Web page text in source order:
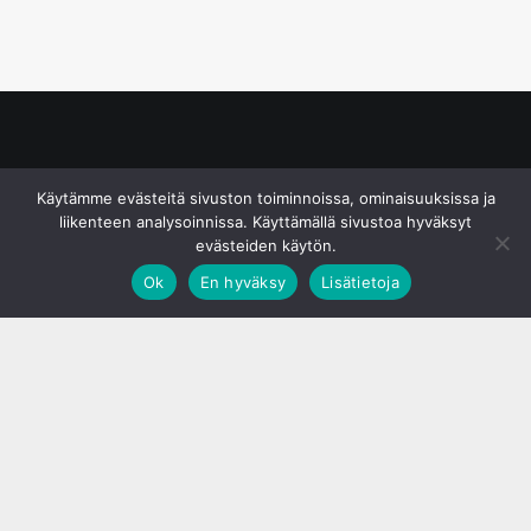
Käytämme evästeitä sivuston toiminnoissa, ominaisuuksissa ja
liikenteen analysoinnissa. Käyttämällä sivustoa hyväksyt
evästeiden käytön.
Ok
En hyväksy Lisätietoja